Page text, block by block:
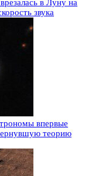
в Луну на
звука
впервые
теорию